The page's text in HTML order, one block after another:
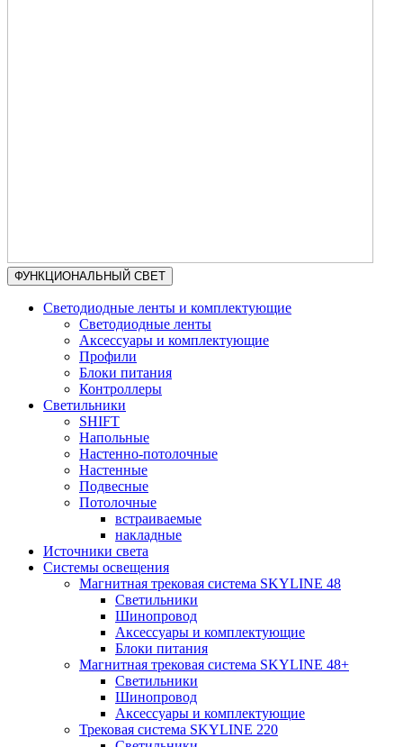
ФУНКЦИОНАЛЬНЫЙ СВЕТ
Светодиодные ленты и комплектующие
Светодиодные ленты
Аксессуары и комплектующие
Профили
Блоки питания
Контроллеры
Светильники
SHIFT
Напольные
Настенно-потолочные
Настенные
Подвесные
Потолочные
встраиваемые
накладные
Источники света
Системы освещения
Магнитная трековая система SKYLINE 48
Светильники
Шинопровод
Аксессуары и комплектующие
Блоки питания
Магнитная трековая система SKYLINE 48+
Светильники
Шинопровод
Аксессуары и комплектующие
Трековая система SKYLINE 220